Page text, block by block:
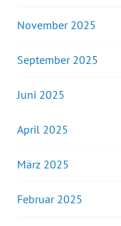
November 2025
September 2025
Juni 2025
April 2025
März 2025
Februar 2025